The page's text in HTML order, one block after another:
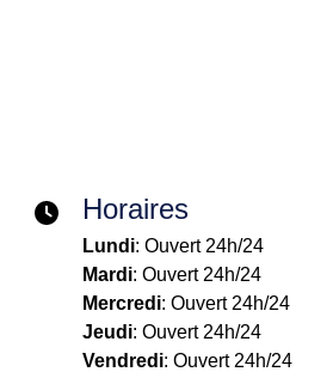
Horaires
Lundi: Ouvert 24h/24
Mardi: Ouvert 24h/24
Mercredi: Ouvert 24h/24
Jeudi: Ouvert 24h/24
Vendredi: Ouvert 24h/24